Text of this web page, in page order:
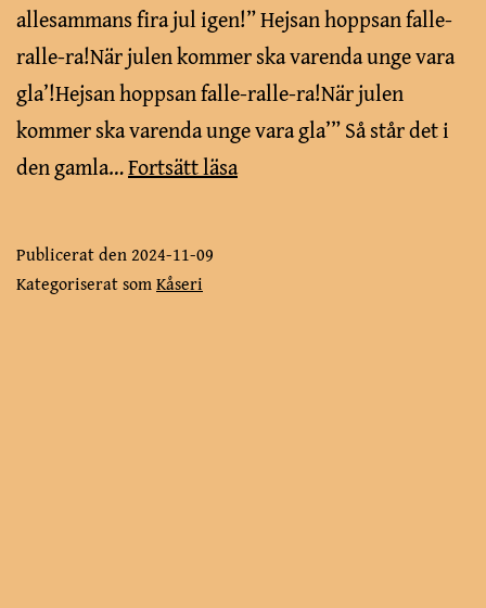
allesammans fira jul igen!” Hejsan hoppsan falle-
ralle-ra!När julen kommer ska varenda unge vara
gla’!Hejsan hoppsan falle-ralle-ra!När julen
kommer ska varenda unge vara gla’” Så står det i
den gamla…Fortsätt läsaMöss
Publicerat den2024-11-09
Kategoriserat somKåseri